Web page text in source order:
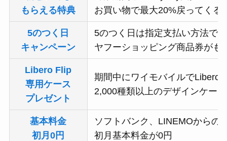
もらえる特典
お買い物で最大20%戻ってくる
5のつく日
キャンペーン
5のつく日は指定支払い方法で
ヤフーショッピング商品券がも
Libero Flip
専用ケース
プレゼント
期間中にワイモバイルでLibero
2,000種類以上のデザインケー
基本料金
初月0円
ソフトバンク、LINEMOからの
初月基本料金が0円